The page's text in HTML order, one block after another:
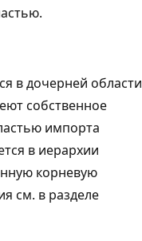
в дочерней области
собственное
импорта
в иерархии
корневую
см. в разделе